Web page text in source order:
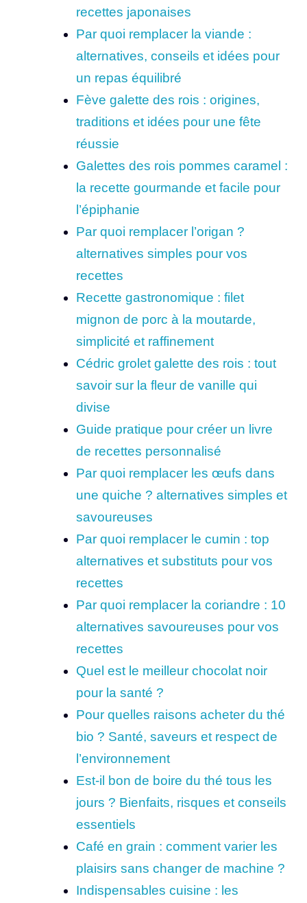
recettes japonaises
Par quoi remplacer la viande :
alternatives, conseils et idées pour
un repas équilibré
Fève galette des rois : origines,
traditions et idées pour une fête
réussie
Galettes des rois pommes caramel :
la recette gourmande et facile pour
l’épiphanie
Par quoi remplacer l’origan ?
alternatives simples pour vos
recettes
Recette gastronomique : filet
mignon de porc à la moutarde,
simplicité et raffinement
Cédric grolet galette des rois : tout
savoir sur la fleur de vanille qui
divise
Guide pratique pour créer un livre
de recettes personnalisé
Par quoi remplacer les œufs dans
une quiche ? alternatives simples et
savoureuses
Par quoi remplacer le cumin : top
alternatives et substituts pour vos
recettes
Par quoi remplacer la coriandre : 10
alternatives savoureuses pour vos
recettes
Quel est le meilleur chocolat noir
pour la santé ?
Pour quelles raisons acheter du thé
bio ? Santé, saveurs et respect de
l’environnement
Est-il bon de boire du thé tous les
jours ? Bienfaits, risques et conseils
essentiels
Café en grain : comment varier les
plaisirs sans changer de machine ?
Indispensables cuisine : les